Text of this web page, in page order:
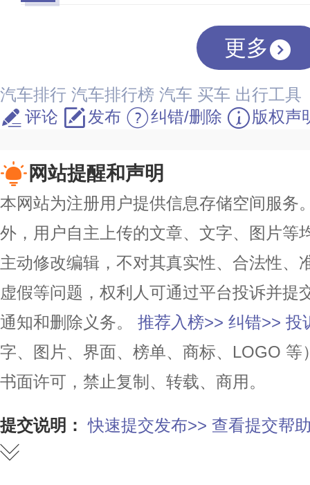
更多
汽车排行 汽车排行榜 汽车 买车 出行工具
评论
发布 纠错/删除 版权声
网站提醒和声明
本网站为注册用户提供信息存储空间服务
外，用户自主上传的文章、文字、图片等
主动修改编辑，不对其真实性、合法性、
虚假等问题，权利人可通过平台投诉并提
通知和删除义务。
推荐入榜>> 纠错>> 投
字、图片、界面、榜单、商标、LOGO
书面许可，禁止复制、转载、商用。
提交说明： 快速提交发布>> 查看提交帮